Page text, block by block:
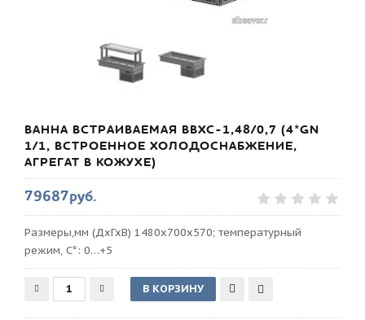
ВАННА ВСТРАИВАЕМАЯ ВВХС-1,48/0,7 (4*GN
1/1, ВСТРОЕННОЕ ХОЛОДОСНАБЖЕНИЕ,
АГРЕГАТ В КОЖУХЕ)
79687руб.
Размеры,мм (ДхГхВ) 1480х700х570; температурный
режим, C°: 0…+5